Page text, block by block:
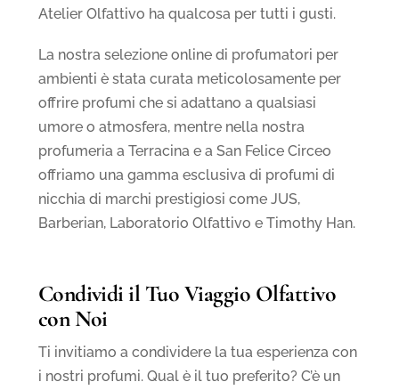
Atelier Olfattivo ha qualcosa per tutti i gusti.
La nostra selezione online di profumatori per
ambienti è stata curata meticolosamente per
offrire profumi che si adattano a qualsiasi
umore o atmosfera, mentre nella nostra
profumeria a Terracina e a San Felice Circeo
offriamo una gamma esclusiva di profumi di
nicchia di marchi prestigiosi come JUS,
Barberian, Laboratorio Olfattivo e Timothy Han.
Condividi il Tuo Viaggio Olfattivo
con Noi
Ti invitiamo a condividere la tua esperienza con
i nostri profumi. Qual è il tuo preferito? C’è un